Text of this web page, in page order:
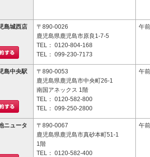
島城西店
〒890-0026
鹿児島県鹿児島市原良1-7-5
TEL： 0120-804-168
TEL： 099-230-7173
午
島中央駅
〒890-0053
鹿児島県鹿児島市中央町26-1
南国アネックス 1階
TEL： 0120-582-800
TEL： 099-250-2800
午
ニュータ
〒890-0067
鹿児島県鹿児島市真砂本町51-1
1階
TEL： 0120-582-400
午